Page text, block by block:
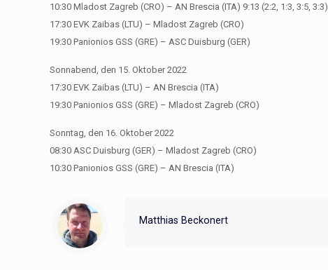
10:30 Mladost Zagreb (CRO) – AN Brescia (ITA) 9:13 (2:2, 1:3, 3:5, 3:3)
17:30 EVK Zaibas (LTU) – Mladost Zagreb (CRO)
19:30 Panionios GSS (GRE) – ASC Duisburg (GER)
Sonnabend, den 15. Oktober 2022
17:30 EVK Zaibas (LTU) – AN Brescia (ITA)
19:30 Panionios GSS (GRE) – Mladost Zagreb (CRO)
Sonntag, den 16. Oktober 2022
08:30 ASC Duisburg (GER) – Mladost Zagreb (CRO)
10:30 Panionios GSS (GRE) – AN Brescia (ITA)
Matthias Beckonert